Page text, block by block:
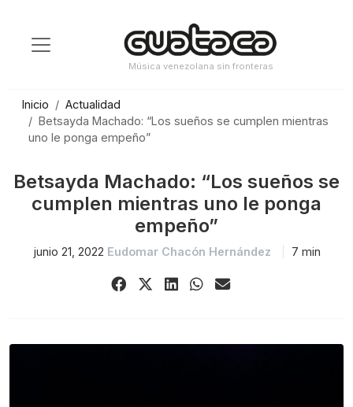
contenido
Música venezolana sin fronteras
Inicio
Actualidad
Betsayda Machado: “Los sueños se cumplen mientras
uno le ponga empeño”
Betsayda Machado: “Los sueños se
cumplen mientras uno le ponga
empeño”
junio 21, 2022 Eudomar Chacón Hernández 7 min
Share Share
(Twitter)
ShareShareShare